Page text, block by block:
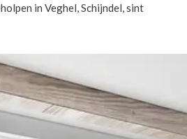
in Veghel, Schijndel, sint